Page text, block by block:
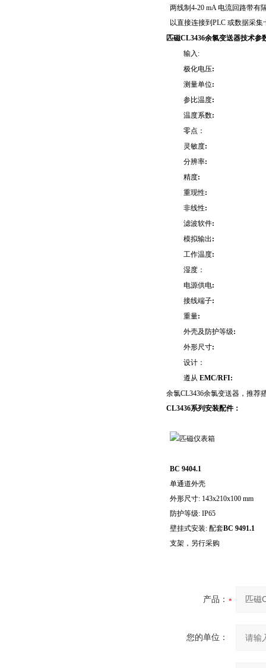
两线制4-20 mA 电流回路带有
以直接连接到PLC 或数据采集
匹磁CL3436余氯变送器技术参
输入:
极化电压:
测量单位:
参比温度:
温度系数:
零点：
灵敏度:
分辨率:
精度:
重现性:
非线性:
滤波软件:
模拟输出:
工作温度:
湿度：
电源供电:
接线端子:
重量:
外壳及防护等级:
外形尺寸:
设计：
遵从EMC/RFI:
余氯CL3436余氯变送器，推荐
CL3436系列安装配件：
BC 9404.1
单通道外壳
外形尺寸: 143x210x100 mm
防护等级: IP65
壁挂式安装: 配套BC 9491.1
支架，另行采购
产品：
您的单位：